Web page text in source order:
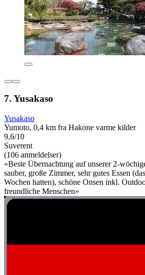
7. Yusakaso
Yusakaso
Yumoto, 0,4 km fra Hakone varme kilder
9,6/10
Suverent
(106 anmeldelser)
«Beste Übernachtung auf unserer 2-
sauber, große Zimmer, sehr gutes Essen
Wochen hatten), schöne Onsen inkl.
freundliche Menschen»